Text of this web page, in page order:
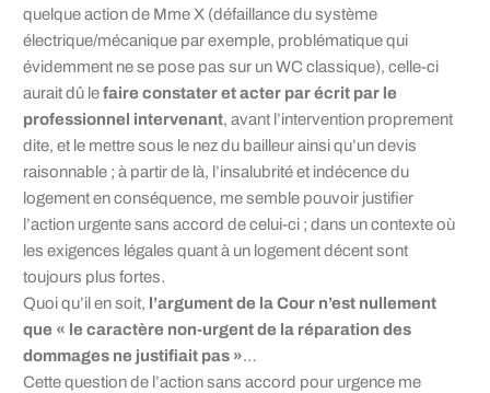
quelque action de Mme X (défaillance du système
électrique/mécanique par exemple, problématique qui
évidemment ne se pose pas sur un WC classique), celle-ci
aurait dû lefaire constater et acter par écrit par le
professionnel intervenant, avant l’intervention proprement
dite, et le mettre sous le nez du bailleur ainsi qu’un devis
raisonnable ; à partir de là, l’insalubrité et indécence du
logement en conséquence, me semble pouvoir justifier
l’action urgente sans accord de celui-ci ; dans un contexte où
les exigences légales quant à un logement décent sont
toujours plus fortes.
Quoi qu’il en soit, l’argument de la Cour n’est nullement
que « le caractère non-urgent de la réparation des
dommages ne justifiait pas »…
Cette question de l’action sans accord pour urgence me